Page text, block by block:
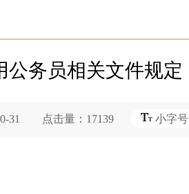
公务员相关文件规定
31 点击量：17139 小字号